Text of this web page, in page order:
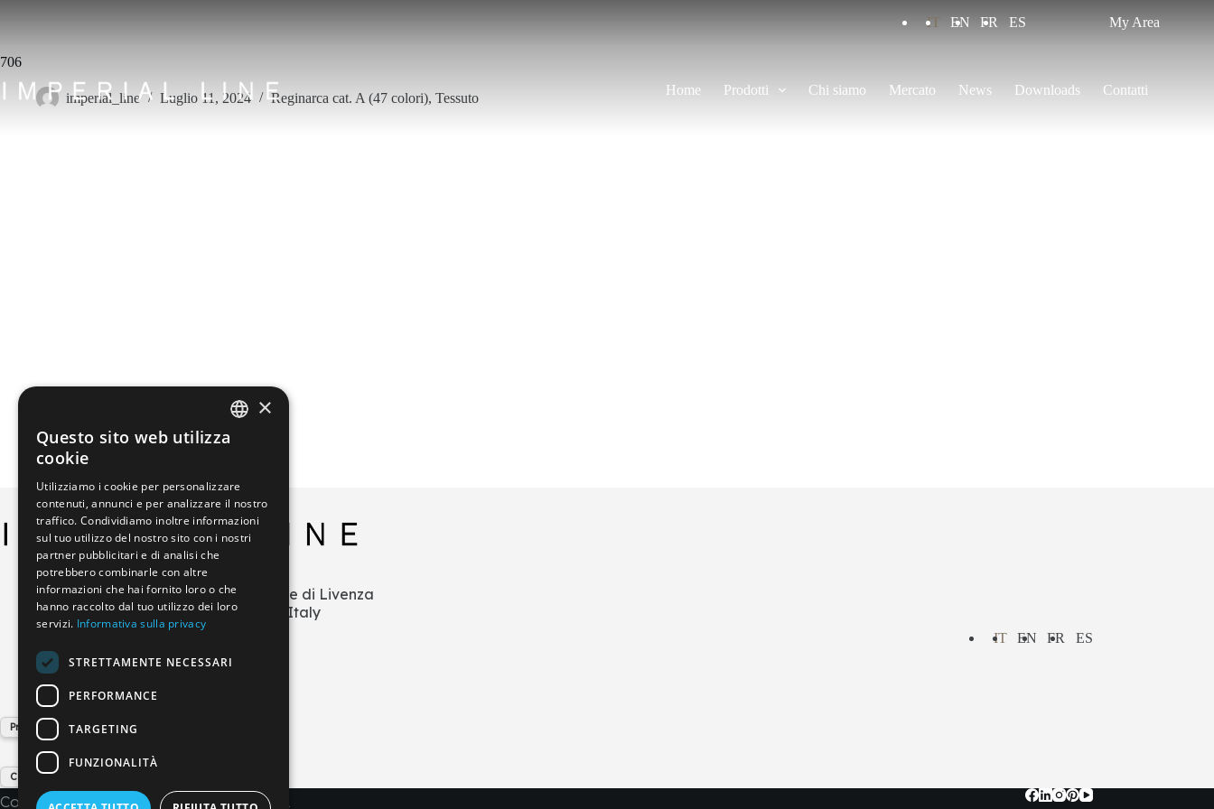
IT EN FR ES My Area
Home Prodotti Chi siamo Mercato News Downloads Contatti
706
imperial_line Luglio 11, 2024 Reginarca cat. A (47 colori), Tessuto
Via L.Zecchetto n.1 – ZI La Salute di Livenza
30029 San Stino di Livenza (VE) Italy
+39 0421 290378
info@imperial-line.com
Privacy Policy
Cookie Policy
IT EN FR ES
Copyright © 2026 - IMPERIAL LINE SRL
ENGLISH
FRENCH
×
Questo sito web utilizza
cookie
Utilizziamo i cookie per personalizzare
contenuti, annunci e per analizzare il nostro
traffico. Condividiamo inoltre informazioni
sul tuo utilizzo del nostro sito con i nostri
partner pubblicitari e di analisi che
potrebbero combinarle con altre
informazioni che hai fornito loro o che
hanno raccolto dal tuo utilizzo dei loro
servizi. Informativa sulla privacy
STRETTAMENTE NECESSARI
PERFORMANCE
TARGETING
FUNZIONALITÀ